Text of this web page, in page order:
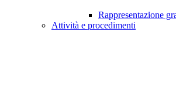
Rappresentazione
Attività e procedimenti